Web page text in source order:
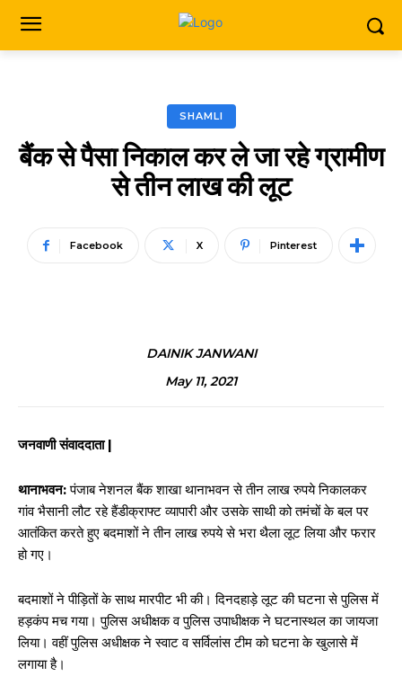
SHAMLI
बैंक से पैसा निकाल कर ले जा रहे ग्रामीण
से तीन लाख की लूट
Facebook X Pinterest
DAINIK JANWANI
May 11, 2021
जनवाणी संवाददाता |
थानाभवन:पंजाब नेशनल बैंक शाखा थानाभवन से तीन लाख रुपये निकालकर
गांव भैसानी लौट रहे हैंडीक्राफ्ट व्यापारी और उसके साथी को तमंचों के बल पर
आतंकित करते हुए बदमाशों ने तीन लाख रुपये से भरा थैला लूट लिया और फरार
हो गए।
बदमाशों ने पीड़ितों के साथ मारपीट भी की। दिनदहाड़े लूट की घटना से पुलिस में
हड़कंप मच गया। पुलिस अधीक्षक व पुलिस उपाधीक्षक ने घटनास्थल का जायजा
लिया। वहीं पुलिस अधीक्षक ने स्वाट व सर्विलांस टीम को घटना के खुलासे में
लगाया है।